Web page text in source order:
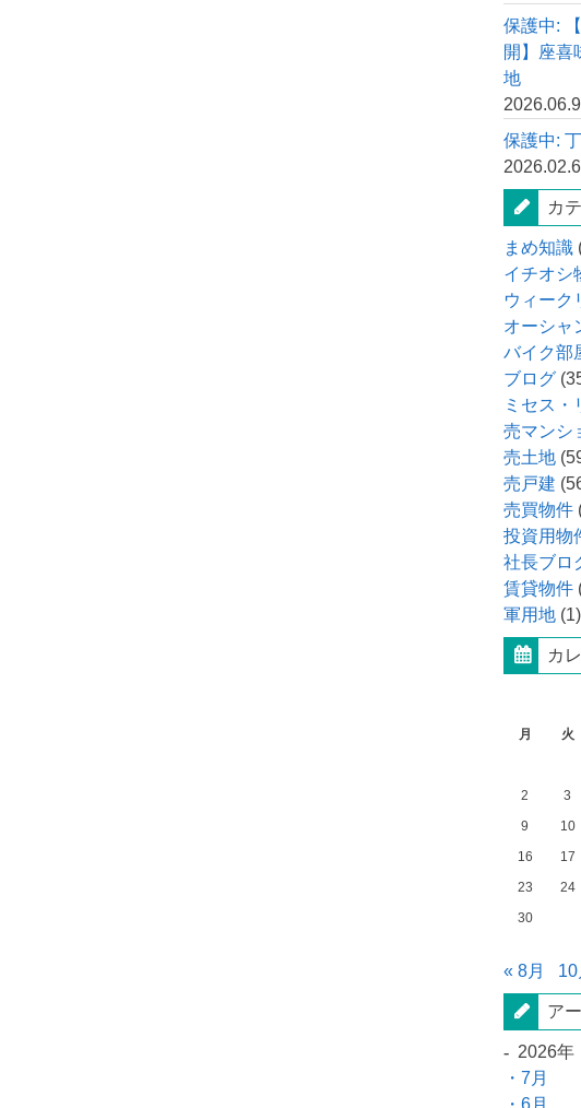
保護中:
開】座喜
地
2026.06.9
保護中:
2026.02.6
カ
まめ知識
イチオシ
ウィーク
オーシャ
バイク部
ブログ
ミセス・
売マンシ
売土地
売戸建
売買物件
投資用物
社長ブロ
賃貸物件
軍用地 (1)
カ
月
火
2
3
9
10
16
17
23
24
30
« 8月
ア
2026年
7月
6月